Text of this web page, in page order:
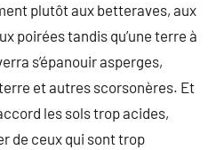
plutôt aux betteraves, aux
poirées tandis qu’une terre à
s’épanouir asperges,
et autres scorsonères. Et
les sols trop acides,
de ceux qui sont trop